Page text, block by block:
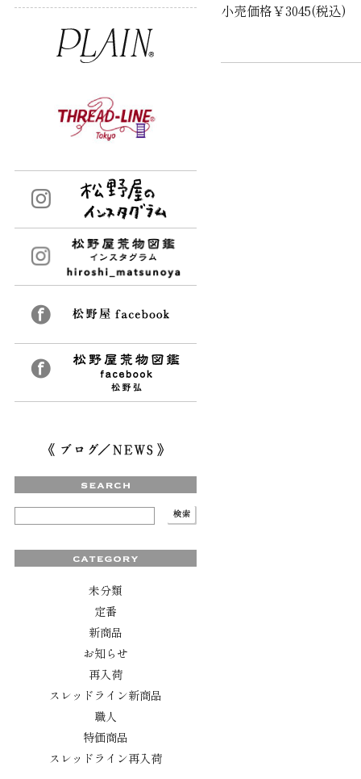
未分類
定番
新商品
お知らせ
再入荷
スレッドライン新商品
職人
特価商品
スレッドライン再入荷
小売価格￥3045(税込)